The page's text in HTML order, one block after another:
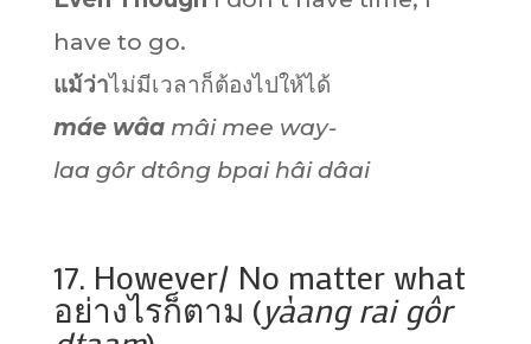
have to go.
แม้ว่าไม่มีเวลาก็ต้องไปให้ได้
máe wâamâi mee way-
laa gôr dtông bpai hâi dâai
17. However/ No matter what
อย่างไรก็ตาม (yàang rai gôr